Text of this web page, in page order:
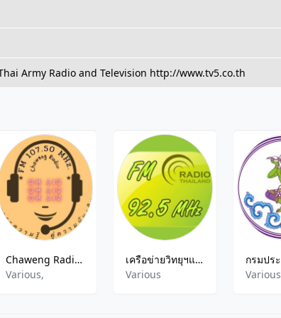
Army Radio and Television http://www.tv5.co.th
Chaweng Radio Koh Samui
Various,
เครือข่ายวิทยุฯแห่งชาติ
Various
Various